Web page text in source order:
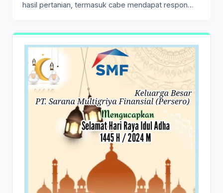
hasil pertanian, termasuk cabe mendapat respon